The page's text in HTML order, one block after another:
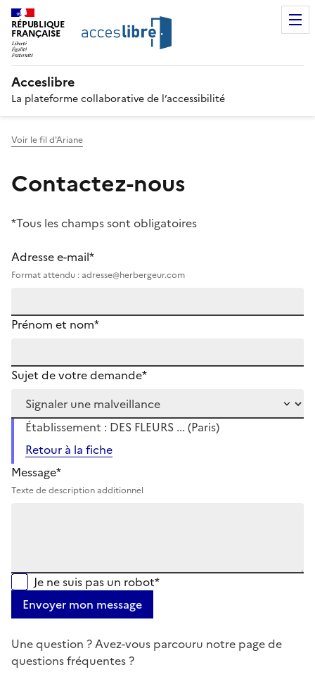
RÉPUBLIQUE
FRANÇAISE
Acceslibre
La plateforme collaborative de l’accessibilité
Voir le fil d'Ariane
Contactez-nous
*Tous les champs sont obligatoires
Adresse e-mail*
Format attendu : adresse@herbergeur.com
Prénom et nom*
Sujet de votre demande*
Établissement : DES FLEURS ... (Paris)
Retour à la fiche
Message*
Texte de description additionnel
Je ne suis pas un robot*
Envoyer mon message
Une question ? Avez-vous parcouru notre page de
questions fréquentes ?